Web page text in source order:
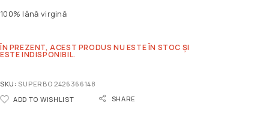
100% lână virgină
ÎN PREZENT, ACEST PRODUS NU ESTE ÎN STOC ȘI
ESTE INDISPONIBIL.
SKU: SUPERBO 2426366148
ADD TO WISHLIST
SHARE